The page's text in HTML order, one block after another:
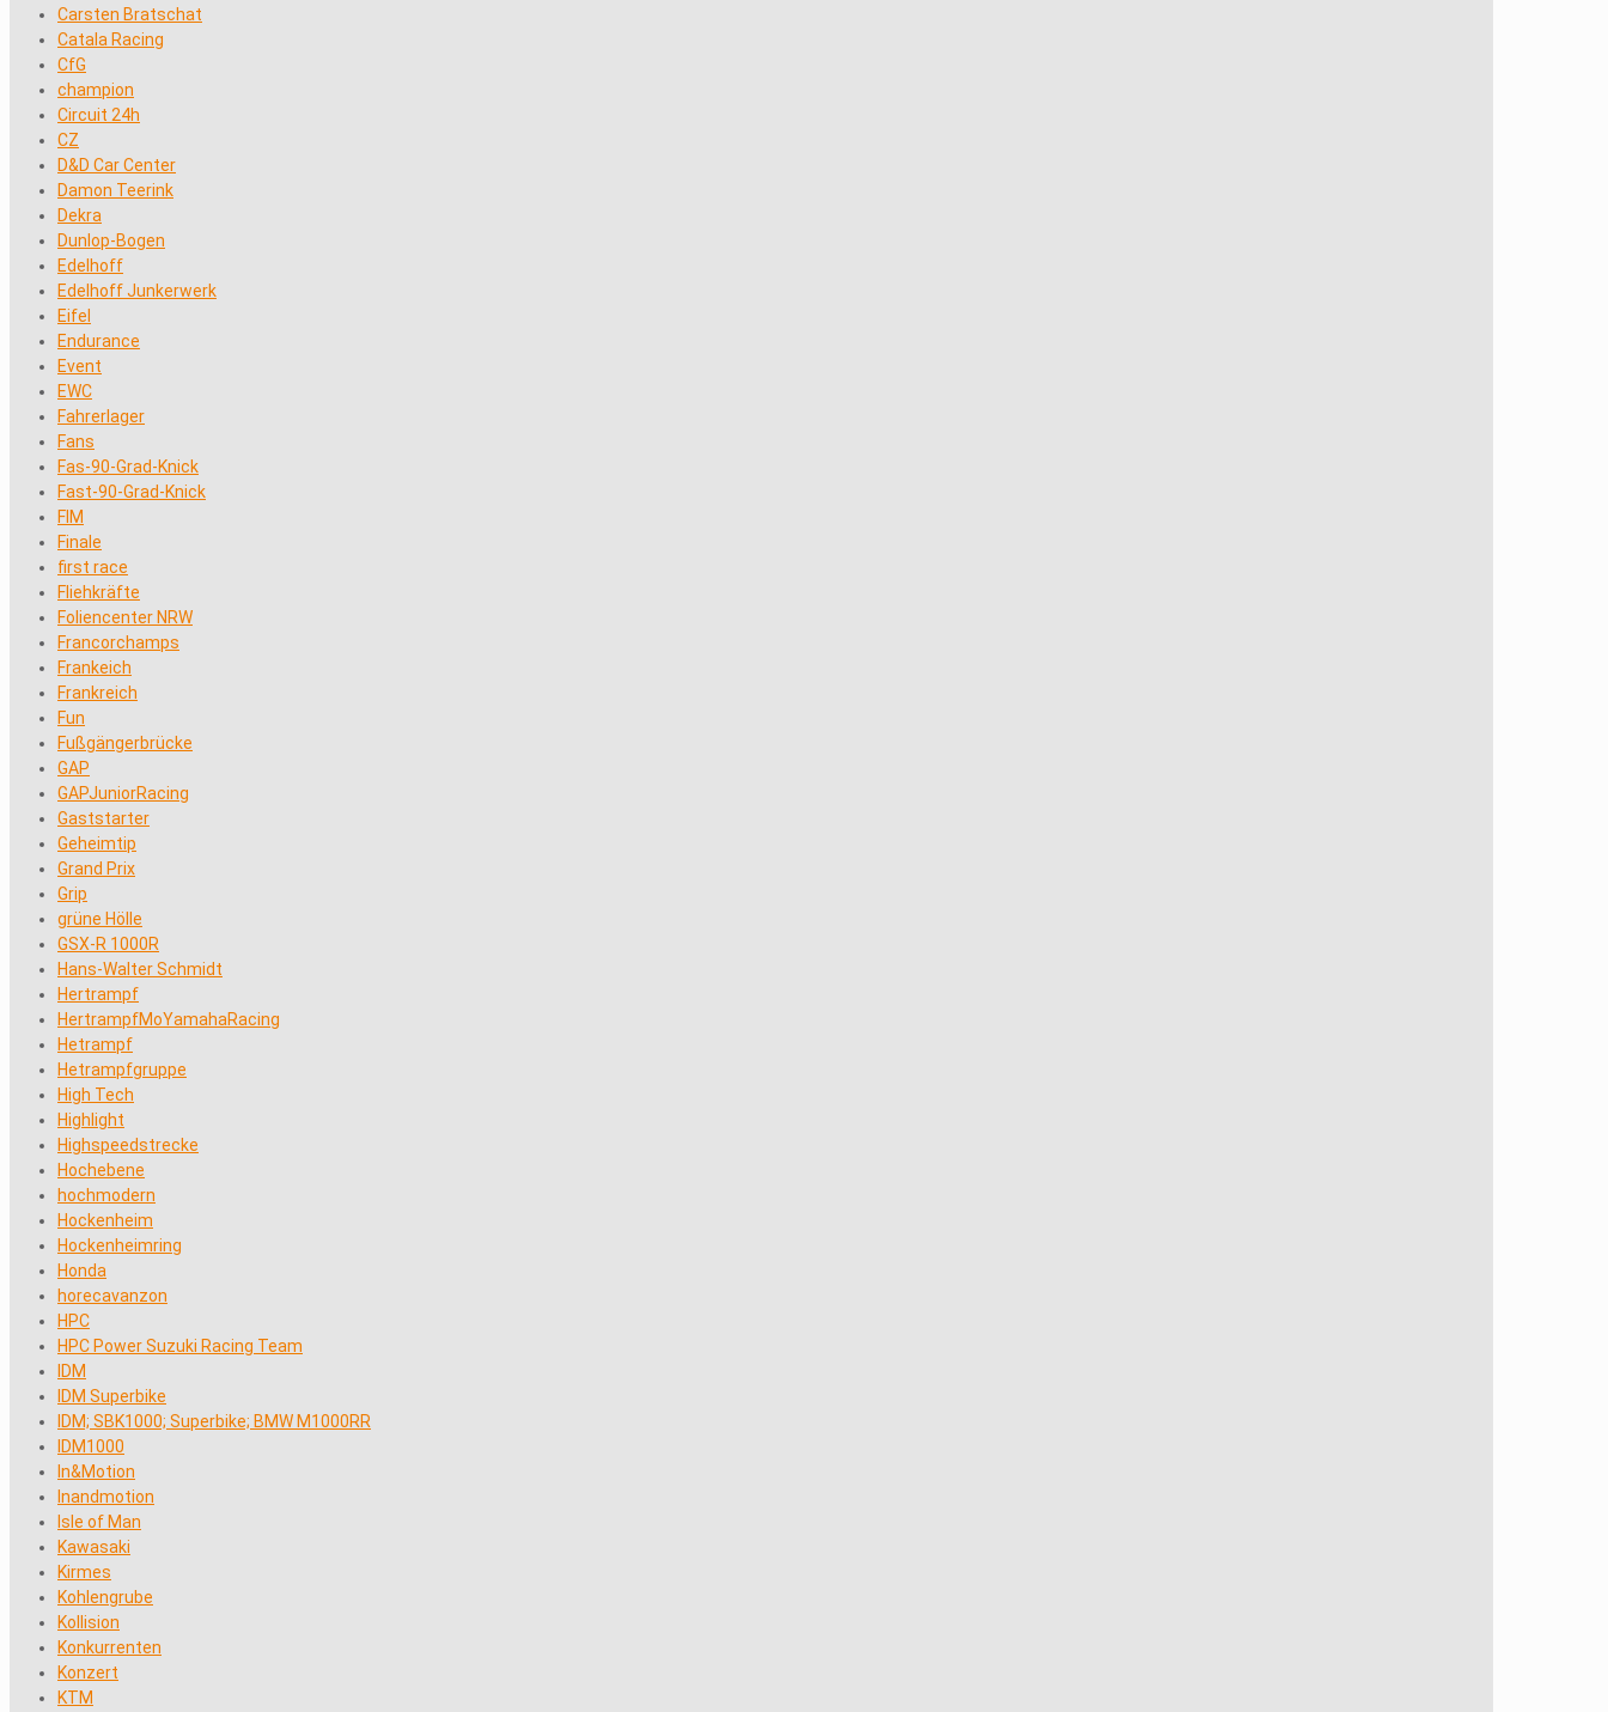
Carsten Bratschat
Catala Racing
CfG
champion
Circuit 24h
CZ
D&D Car Center
Damon Teerink
Dekra
Dunlop-Bogen
Edelhoff
Edelhoff Junkerwerk
Eifel
Endurance
Event
EWC
Fahrerlager
Fans
Fas-90-Grad-Knick
Fast-90-Grad-Knick
FIM
Finale
first race
Fliehkräfte
Foliencenter NRW
Francorchamps
Frankeich
Frankreich
Fun
Fußgängerbrücke
GAP
GAPJuniorRacing
Gaststarter
Geheimtip
Grand Prix
Grip
grüne Hölle
GSX-R 1000R
Hans-Walter Schmidt
Hertrampf
HertrampfMoYamahaRacing
Hetrampf
Hetrampfgruppe
High Tech
Highlight
Highspeedstrecke
Hochebene
hochmodern
Hockenheim
Hockenheimring
Honda
horecavanzon
HPC
HPC Power Suzuki Racing Team
IDM
IDM Superbike
IDM; SBK1000; Superbike; BMW M1000RR
IDM1000
In&Motion
Inandmotion
Isle of Man
Kawasaki
Kirmes
Kohlengrube
Kollision
Konkurrenten
Konzert
KTM